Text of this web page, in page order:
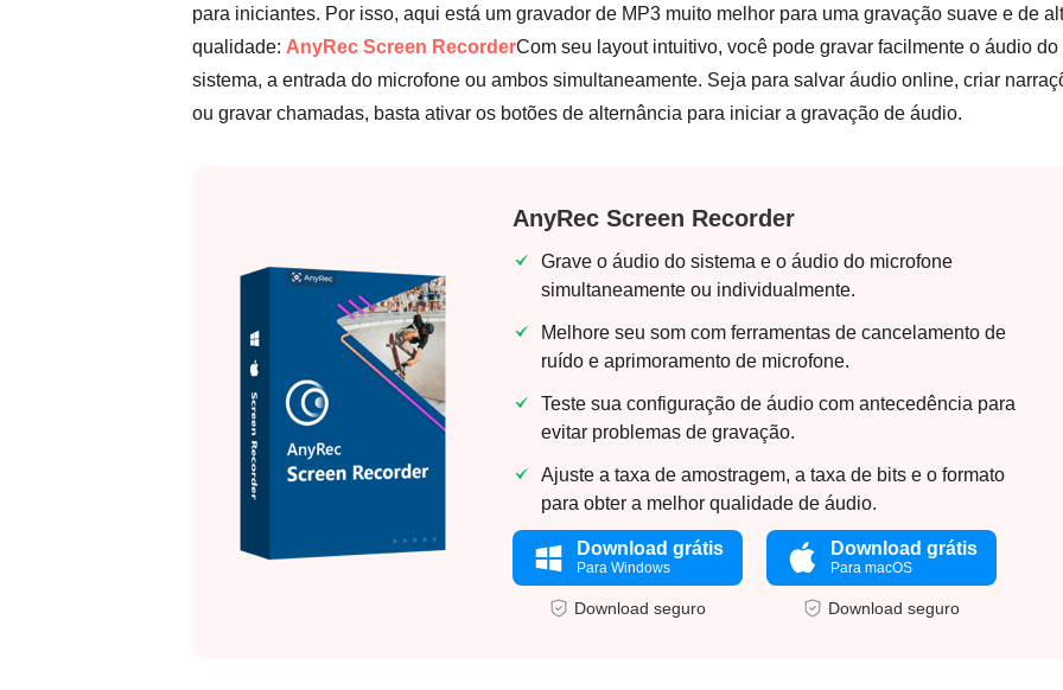
para iniciantes. Por isso, aqui está um gravador de MP3 muito melhor para uma gravação suave e de
qualidade: AnyRec Screen RecorderCom seu layout intuitivo, você pode gravar facilmente o áudio do
sistema, a entrada do microfone ou ambos simultaneamente. Seja para salvar áudio online, criar
ou gravar chamadas, basta ativar os botões de alternância para iniciar a gravação de áudio.
AnyRec Screen Recorder
Grave o áudio do sistema e o áudio do microfone
simultaneamente ou individualmente.
Melhore seu som com ferramentas de cancelamento de
ruído e aprimoramento de microfone.
Teste sua configuração de áudio com antecedência para
evitar problemas de gravação.
Ajuste a taxa de amostragem, a taxa de bits e o formato
para obter a melhor qualidade de áudio.
Download grátis
Para Windows
Download seguro
Download grátis
Para macOS
Download seguro